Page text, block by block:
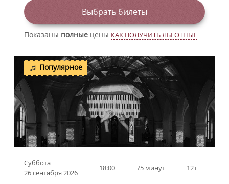
Выбрать билеты
Показаны полные цены КАК ПОЛУЧИТЬ ЛЬГОТНЫЕ
Популярное
Суббота
26 сентября 2026
18:00 75 минут 12+